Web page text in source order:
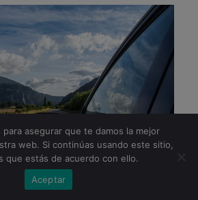
para asegurar que te damos la mejor
web. Si continúas usando este sitio,
que estás de acuerdo con ello.
Aceptar